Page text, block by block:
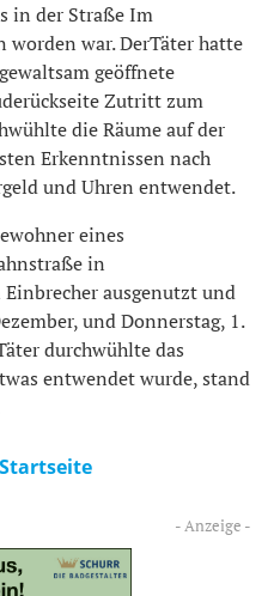
in der Straße Im
worden war. DerTäter hatte
geöffnete
Zutritt zum
die Räume auf der
Erkenntnissen nach
und Uhren entwendet.
eines
in
ausgenutzt und
und Donnerstag, 1.
durchwühlte das
entwendet wurde, stand